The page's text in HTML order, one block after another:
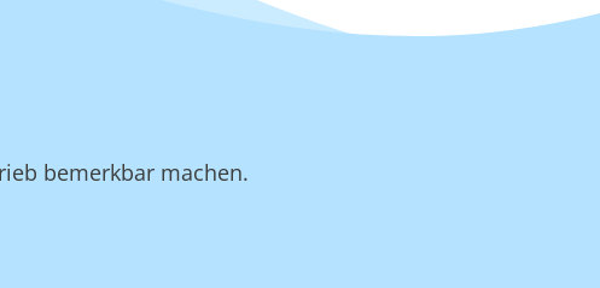
bemerkbar machen.